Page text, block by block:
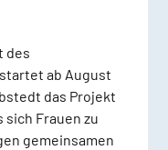
des
ab August
das Projekt
sich Frauen zu
gemeinsamen